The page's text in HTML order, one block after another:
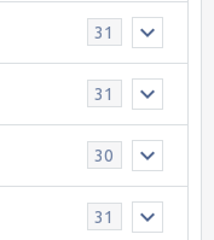
31
31
30
31